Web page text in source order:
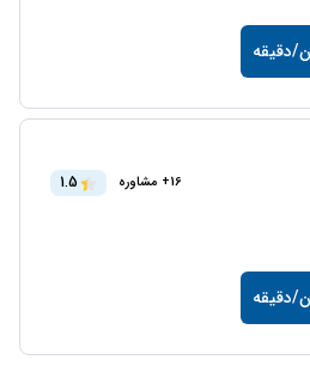
16+ مشاوره 1.5